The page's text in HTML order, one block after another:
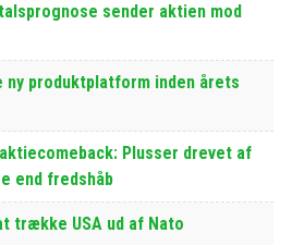
sender aktien mod
ny produktplatform inden årets
Plusser drevet af
end fredshåb
trække USA ud af Nato